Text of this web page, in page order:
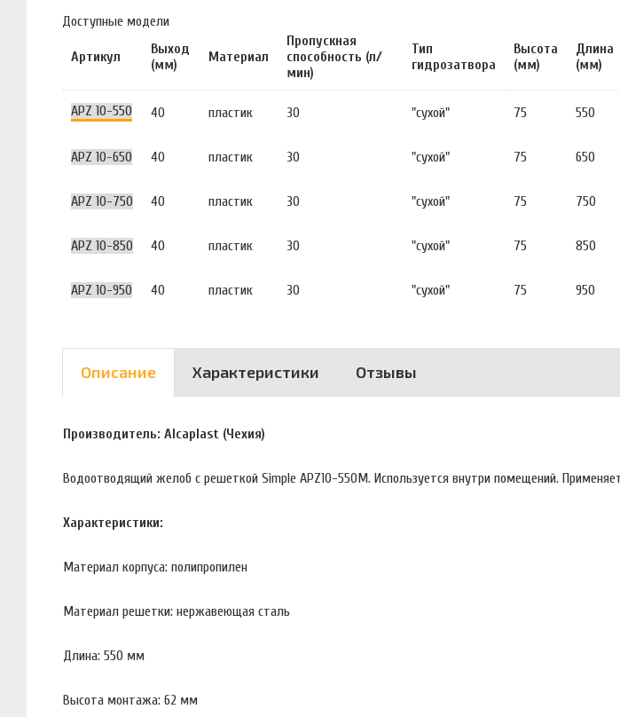
Доступные модели
Артикул
Выход
(мм)
Материал
Пропускная
способность (л/
мин)
Тип
гидрозатвора
Высота
(мм)
Длина
(мм)
APZ 10-550 40 пластик 30 "сухой" 75 550
APZ 10-650 40 пластик 30 "сухой" 75 650
APZ 10-750 40 пластик 30 "сухой" 75 750
APZ 10-850 40 пластик 30 "сухой" 75 850
APZ 10-950 40 пластик 30 "сухой" 75 950
Описание Характеристики Отзывы
Производитель: Alcaplast (Чехия)
Водоотводящий желоб с решеткой Simple APZ10-550M. Используется внутри помещений.
Характеристики:
Материал корпуса: полипропилен
Материал решетки: нержавеющая сталь
Длина: 550 мм
Высота монтажа: 62 мм